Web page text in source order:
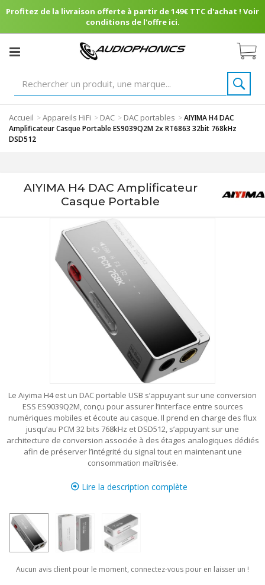
Profitez de la livraison offerte à partir de 149€ TTC d'achat ! Voir
conditions de l'offre ici.
Accueil >Appareils HiFi > DAC > DAC portables >AIYIMA H4 DAC
Amplificateur Casque Portable ES9039Q2M 2x RT6863 32bit 768kHz
DSD512
AIYIMA H4 DAC Amplificateur
Casque Portable
Le Aiyima H4 est un DAC portable USB s’appuyant sur une conversion
ESS ES9039Q2M, conçu pour assurer l’interface entre sources
numériques mobiles et écoute au casque. Il prend en charge des flux
jusqu’au PCM 32 bits 768kHz et DSD512, s’appuyant sur une
architecture de conversion associée à des étages analogiques dédiés
afin de préserver l’intégrité du signal tout en maintenant une
consommation maîtrisée.
Lire la description complète
Aucun avis client pour le moment, connectez-vous pour en laisser un !